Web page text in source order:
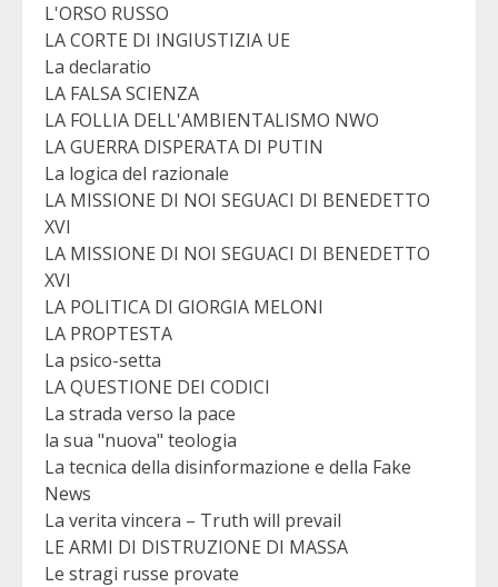
L'ORSO RUSSO
LA CORTE DI INGIUSTIZIA UE
La declaratio
LA FALSA SCIENZA
LA FOLLIA DELL'AMBIENTALISMO NWO
LA GUERRA DISPERATA DI PUTIN
La logica del razionale
LA MISSIONE DI NOI SEGUACI DI BENEDETTO
XVI
LA MISSIONE DI NOI SEGUACI DI BENEDETTO
XVI
LA POLITICA DI GIORGIA MELONI
LA PROPTESTA
La psico-setta
LA QUESTIONE DEI CODICI
La strada verso la pace
la sua "nuova" teologia
La tecnica della disinformazione e della Fake
News
La verita vincera – Truth will prevail
LE ARMI DI DISTRUZIONE DI MASSA
Le stragi russe provate